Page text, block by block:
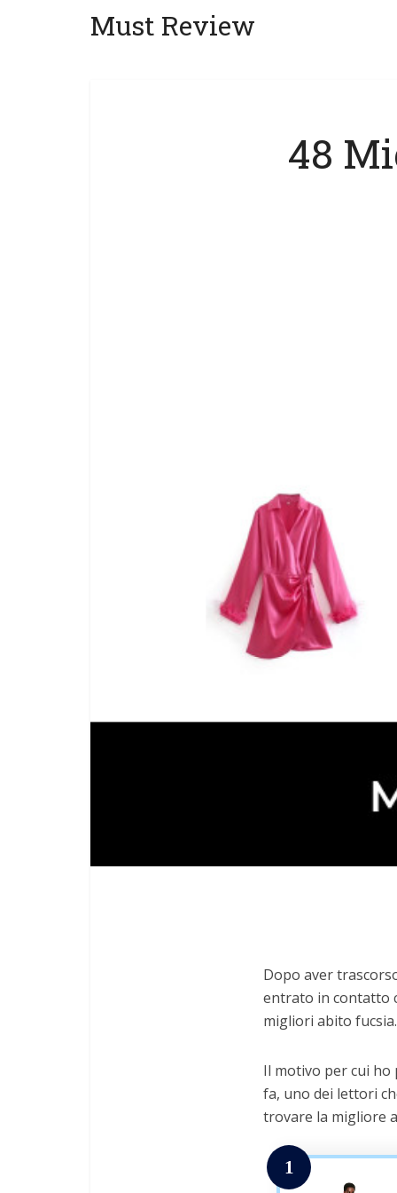
Must Review
48
Dopo aver
entrato in contatto
migliori abito fucsia.
Il motivo per cui
fa, uno dei lettori
trovare la migliore
1